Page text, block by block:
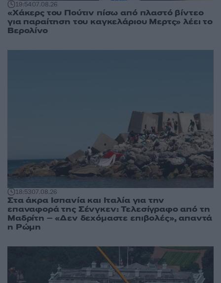
19:5407.08.26
«Χάκερς του Πούτιν πίσω από πλαστό βίντεο
για παραίτηση του καγκελάριου Μερτς» λέει το
Βερολίνο
18:5307.08.26
Στα άκρα Ισπανία και Ιταλία για την
επαναφορά της Σένγκεν: Τελεσίγραφο από τη
Μαδρίτη – «Δεν δεχόμαστε επιβολές», απαντά
η Ρώμη